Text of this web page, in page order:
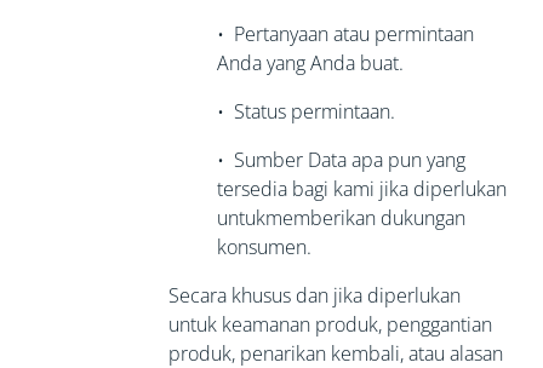
• Pertanyaan atau permintaan
Anda yang Anda buat.
• Status permintaan.
• Sumber Data apa pun yang
tersedia bagi kami jika diperlukan
untukmemberikan dukungan
konsumen.
Secara khusus dan jika diperlukan
untuk keamanan produk, penggantian
produk, penarikan kembali, atau alasan